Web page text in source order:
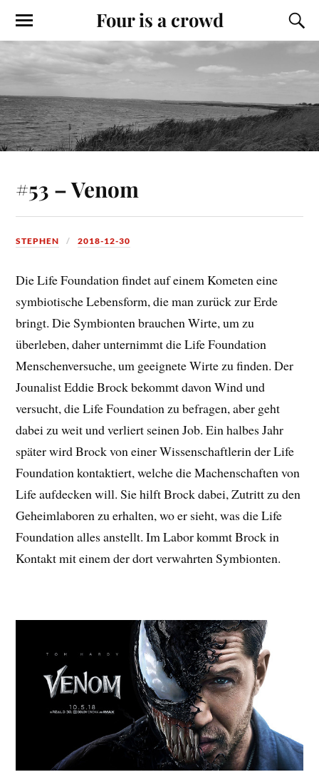
Four is a crowd
#53 – Venom
STEPHEN 2018-12-30
Die Life Foundation findet auf einem Kometen eine
symbiotische Lebensform, die man zurück zur Erde
bringt. Die Symbionten brauchen Wirte, um zu
überleben, daher unternimmt die Life Foundation
Menschenversuche, um geeignete Wirte zu finden. Der
Jounalist Eddie Brock bekommt davon Wind und
versucht, die Life Foundation zu befragen, aber geht
dabei zu weit und verliert seinen Job. Ein halbes Jahr
später wird Brock von einer Wissenschaftlerin der Life
Foundation kontaktiert, welche die Machenschaften von
Life aufdecken will. Sie hilft Brock dabei, Zutritt zu den
Geheimlaboren zu erhalten, wo er sieht, was die Life
Foundation alles anstellt. Im Labor kommt Brock in
Kontakt mit einem der dort verwahrten Symbionten.